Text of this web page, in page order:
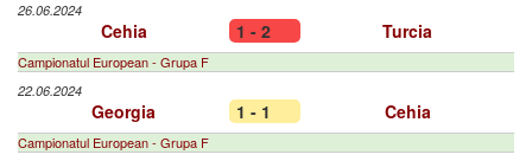
26.06.2024
Cehia 1 - 2 Turcia
Campionatul European - Grupa F
22.06.2024
Georgia 1 - 1 Cehia
Campionatul European - Grupa F